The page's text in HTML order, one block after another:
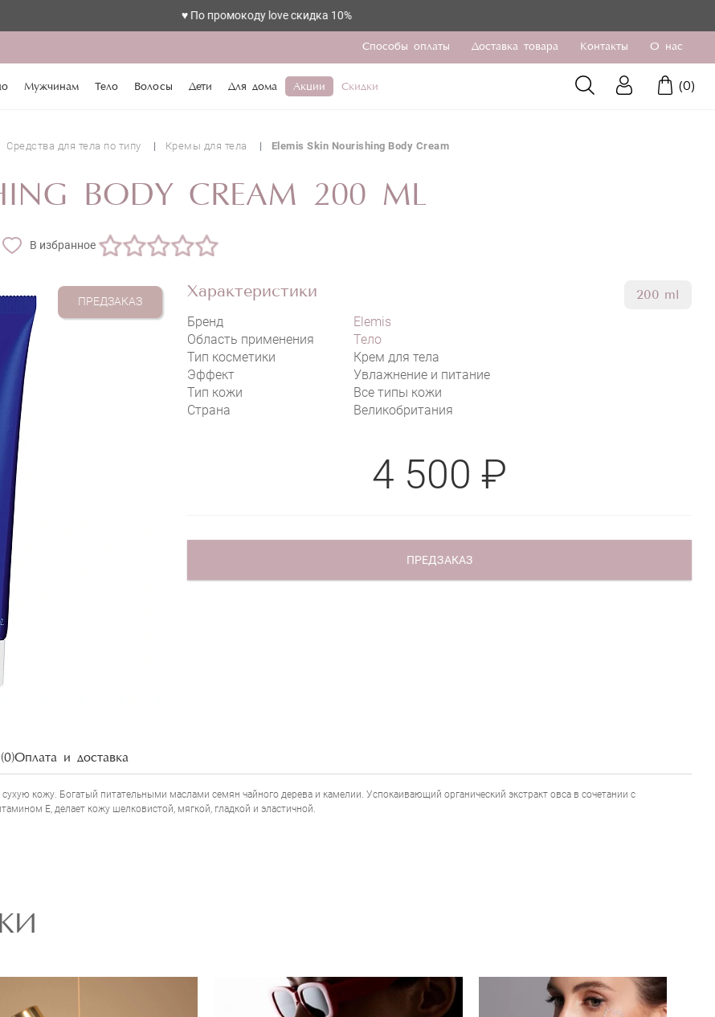
♥️ По промокоду love скидка 10%
Способы оплаты Доставка товара Контакты О нас
Мужчинам Тело Волосы Дети Для дома Акции Скидки (0)
Средства для тела по типу Кремы для тела Elemis Skin Nourishing Body Cream
BODY CREAM 200 ML
В избранное
ПРЕДЗАКАЗ
Характеристики
200 ml
Бренд
Elemis
Область применения
Тело
Тип косметики
Крем для тела
Эффект
Увлажнение и питание
Тип кожи
Все типы кожи
Страна
Великобритания
4 500 ₽
ПРЕДЗАКАЗ
Оплата и доставка
сухую кожу. Богатый питательными маслами семян чайного дерева и камелии. Успокаивающий органический экстракт овса в сочетании с
Е, делает кожу шелковистой, мягкой, гладкой и эластичной.